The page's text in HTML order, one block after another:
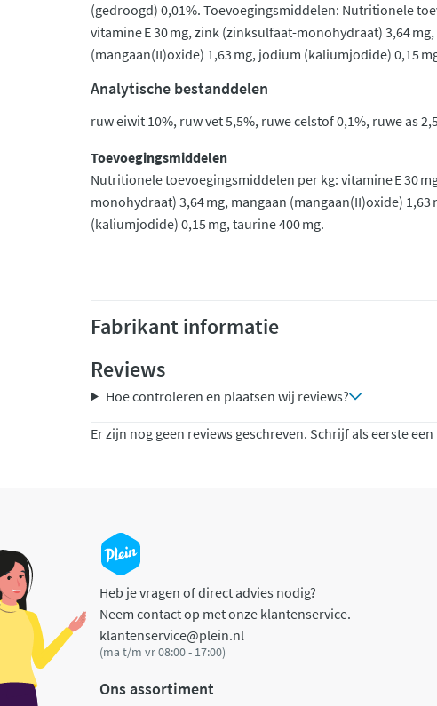
(gedroogd) 0,01%. Toevoegingsmiddelen: Nutritionele
vitamine E 30 mg, zink (zinksulfaat-monohydraat) 3,64
(mangaan(II)oxide) 1,63 mg, jodium (kaliumjodide) 0,15
Analytische bestanddelen
ruw eiwit 10%, ruw vet 5,5%, ruwe celstof 0,1%, ruwe as
Toevoegingsmiddelen
Nutritionele toevoegingsmiddelen per kg: vitamine E 30
monohydraat) 3,64 mg, mangaan (mangaan(II)oxide) 1,63
(kaliumjodide) 0,15 mg, taurine 400 mg.
Fabrikant informatie
Reviews
Hoe controleren en plaatsen wij reviews?
Er zijn nog geen reviews geschreven. Schrijf als eerste een
Heb je vragen of direct advies nodig?
Neem contact op met onze klantenservice.
klantenservice@plein.nl
(ma t/m vr 08:00 - 17:00)
Ons assortiment